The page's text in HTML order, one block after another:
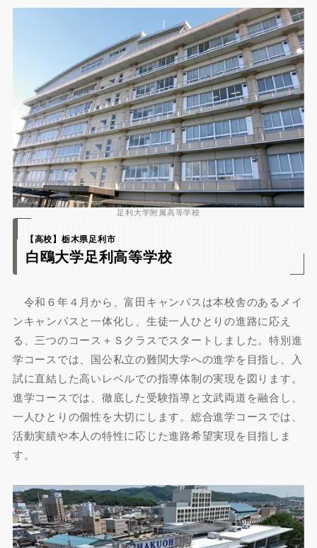
足利大学附属高等学校
【高校】栃木県足利市
白鴎大学足利高等学校
令和６年４月から、富田キャンパスは本校舎のあるメイ
ンキャンパスと一体化し、生徒一人ひとりの進路に応え
る、三つのコース＋Ｓクラスでスタートしました。特別進
学コースでは、国公私立の難関大学への進学を目指し、入
試に直結した高いレベルでの指導体制の実現を図ります。
進学コースでは、徹底した受験指導と文武両道を融合し、
一人ひとりの個性を大切にします。総合進学コースでは、
活動実績や本人の特性に応じた進路希望実現を目指しま
す。